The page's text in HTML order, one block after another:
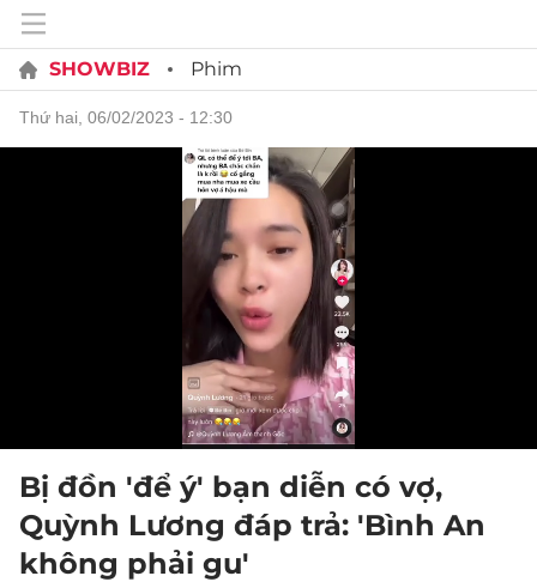
SHOWBIZ Phim
thứ hai, 06/02/2023 - 12:30
Bị đồn 'để ý' bạn diễn có vợ,
Quỳnh Lương đáp trả: 'Bình An
không phải gu'